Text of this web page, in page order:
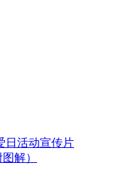
日活动宣传片
解）